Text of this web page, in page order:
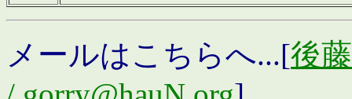
メールはこちらへ...[後